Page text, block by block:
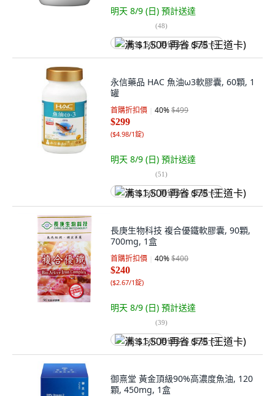
明天 8/9 (日) 預計送達
(48)
满 $1,500 再省 $75 (王道卡)
永信藥品 HAC 魚油ω3軟膠囊, 60顆, 1
罐
首購折扣價 40%$499
$299
($4.98/1錠)
明天 8/9 (日) 預計送達
(51)
满 $1,500 再省 $75 (王道卡)
長庚生物科技 複合優鐵軟膠囊, 90顆,
700mg, 1盒
首購折扣價 40%$400
$240
($2.67/1錠)
明天 8/9 (日) 預計送達
(39)
满 $1,500 再省 $75 (王道卡)
御熹堂 黃金頂級90%高濃度魚油, 120
顆, 450mg, 1盒